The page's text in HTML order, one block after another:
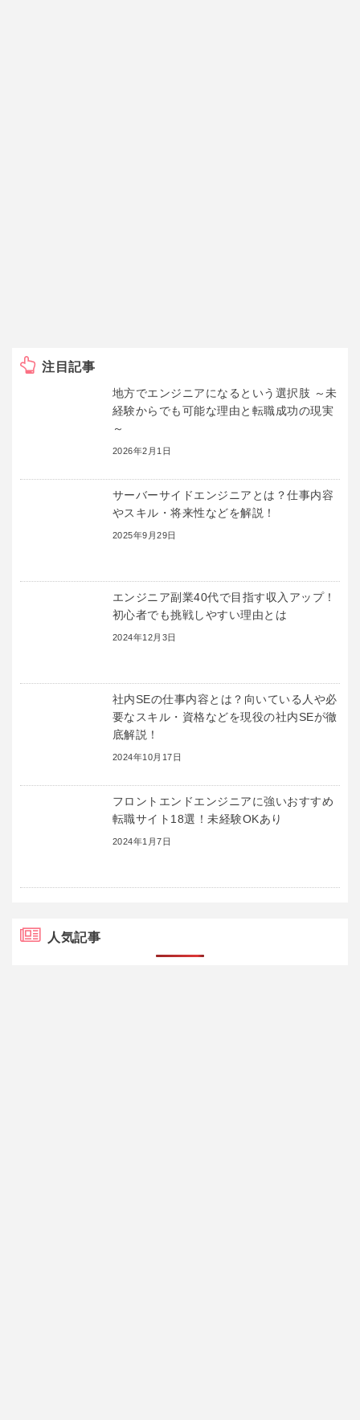
注目記事
地方でエンジニアになるという選択肢 ～未
経験からでも可能な理由と転職成功の現実
～
2026年2月1日
サーバーサイドエンジニアとは？仕事内容
やスキル・将来性などを解説！
2025年9月29日
エンジニア副業40代で目指す収入アップ！
初心者でも挑戦しやすい理由とは
2024年12月3日
社内SEの仕事内容とは？向いている人や必
要なスキル・資格などを現役の社内SEが徹
底解説！
2024年10月17日
フロントエンドエンジニアに強いおすすめ
転職サイト18選！未経験OKあり
2024年1月7日
人気記事